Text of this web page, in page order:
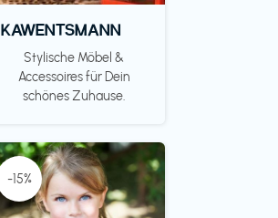
KAWENTSMANN
Stylische Möbel &
Accessoires für Dein
schönes Zuhause.
-15%